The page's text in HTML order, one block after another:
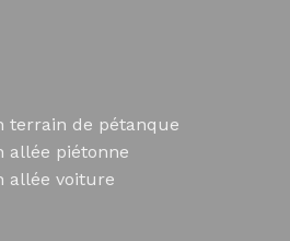
terrain de pétanque
allée piétonne
allée voiture